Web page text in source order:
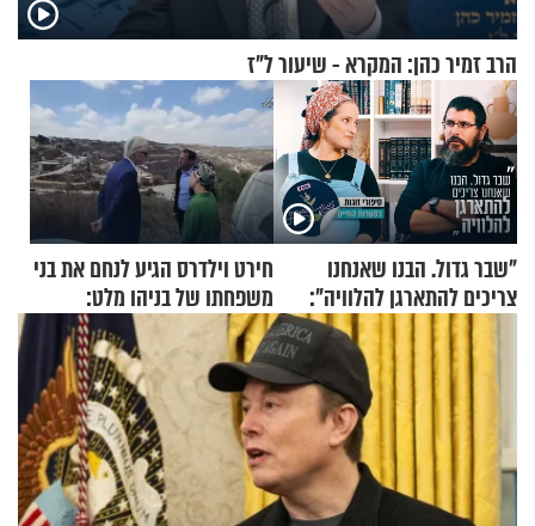
הרב זמיר כהן: המקרא - שיעור ל"ז
"שבר גדול. הבנו שאנחנו
צריכים להתארגן להלוויה":
זוגיות במבחן, הפעם עם מרים
וגד דנינו
חירט וילדרס הגיע לנחם את בני
משפחתו של בניהו מלט:
"מיליונים באירופה תומכים
בכם"